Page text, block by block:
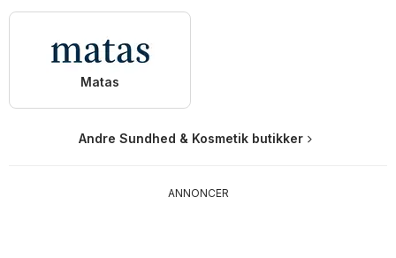
Matas
Andre Sundhed & Kosmetik butikker
ANNONCER